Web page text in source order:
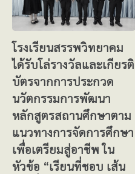
โรงเรียนสรรพวิทยาคม
ได้รับโล่รางวัลและเกียรติ
บัตรจากการประกวด
นวัตกรรมการพัฒนา
หลักสูตรสถานศึกษาตาม
แนวทางการจัดการศึกษา
เพื่อเตรียมสู่อาชีพ ใน
หัวข้อ “เรียนที่ชอบ เส้น